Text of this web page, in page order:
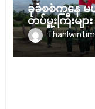
ခုခံစစ်ကနေ မ
တပ်မှူးကြီးမျ
ချမှတ်